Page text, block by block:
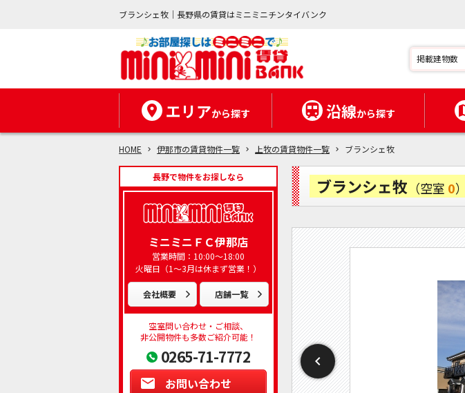
ブランシェ牧｜長野県の賃貸はミニミニチンタイバンク
掲載建物数
エリアから探す 沿線から探す
HOME 伊那市の賃貸物件一覧 上牧の賃貸物件一覧 ブランシェ牧
長野で物件をお探しなら
ミニミニＦＣ伊那店
営業時間：10:00～18:00
火曜日（1～3月は休まず営業！）
会社概要 店舗一覧
空室問い合わせ・ご相談、
非公開物件も多数ご紹介可能！
0265-71-7772
お問い合わせ
ブランシェ牧 （空室 0）